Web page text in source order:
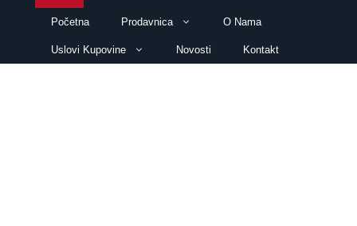
Close
Početna Prodavnica O Nama
Uslovi Kupovine Novosti Kontakt